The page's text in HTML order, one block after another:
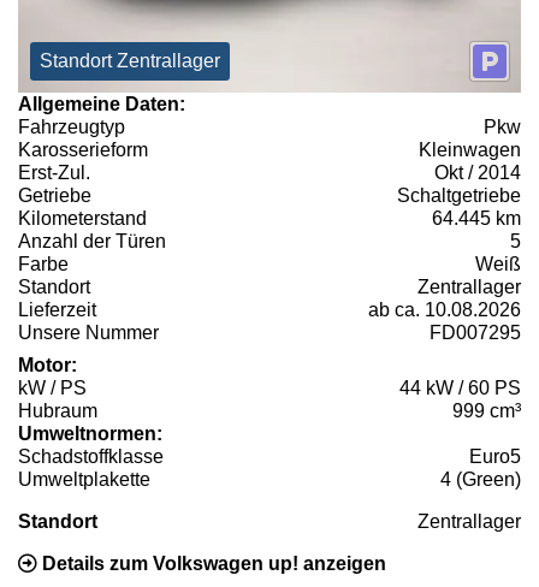
Standort Zentrallager
Allgemeine Daten:
Fahrzeugtyp
Pkw
Karosserieform
Kleinwagen
Erst-Zul.
Okt / 2014
Getriebe
Schaltgetriebe
Kilometerstand
64.445 km
Anzahl der Türen
5
Farbe
Weiß
Standort
Zentrallager
Lieferzeit
ab ca. 10.08.2026
Unsere Nummer
FD007295
Motor:
kW / PS
44 kW / 60 PS
Hubraum
999 cm³
Umweltnormen:
Schadstoffklasse
Euro5
Umweltplakette
4 (Green)
Standort Zentrallager
Details zum Volkswagen up! anzeigen